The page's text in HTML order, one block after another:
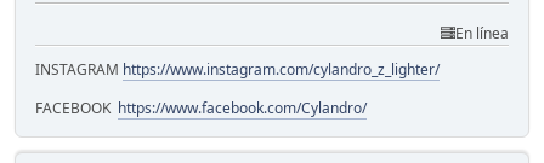
En línea
INSTAGRAM https://www.instagram.com/cylandro_z_lighter/
FACEBOOK https://www.facebook.com/Cylandro/